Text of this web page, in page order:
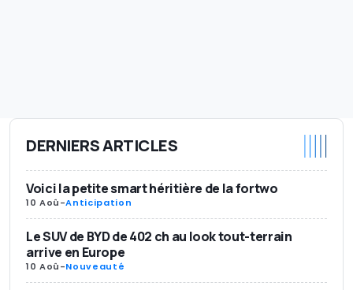
DERNIERS ARTICLES
Voici la petite smart héritière de la fortwo
10 Aoû-Anticipation
Le SUV de BYD de 402 ch au look tout-terrain
arrive en Europe
10 Aoû-Nouveauté